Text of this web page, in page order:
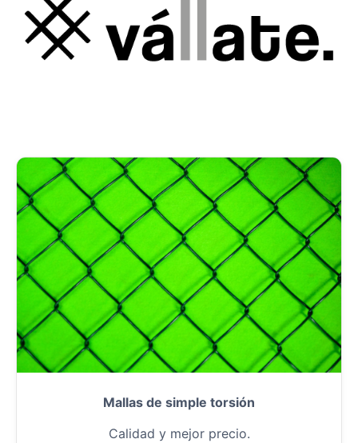
Mallas de simple torsión
Calidad y mejor precio.